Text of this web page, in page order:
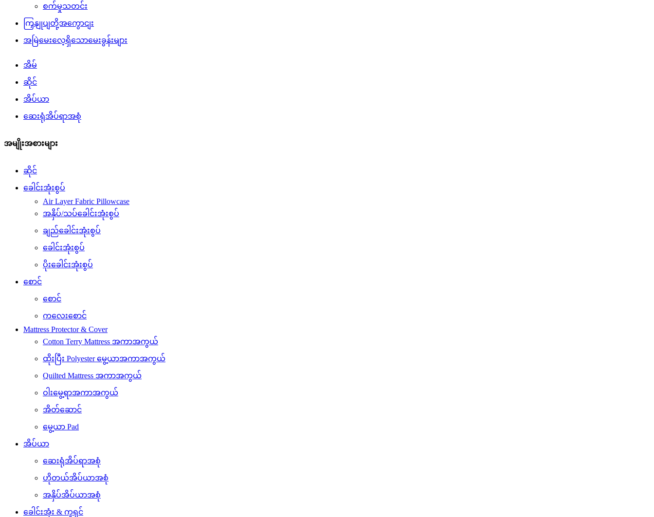
စက်မှုသတင်း
ကြှနျုပျတို့အကွောငျး
အမြဲမေးလေ့ရှိသောမေးခွန်းများ
အိမ်
ဆိုင်
အိပ်ယာ
ဆေးရုံအိပ်ရာအစုံ
အမျိုးအစားများ
ဆိုင်
ခေါင်းအုံးစွပ်
Air Layer Fabric Pillowcase
အနှိပ်/သပ်ခေါင်းအုံးစွပ်
ချည်ခေါင်းအုံးစွပ်
ခေါင်းအုံးစွပ်
ပိုးခေါင်းအုံးစွပ်
စောင်
စောင်
ကလေးစောင်
Mattress Protector & Cover
Cotton Terry Mattress အကာအကွယ်
ထိုးပြီး Polyester မွေ့ယာအကာအကွယ်
Quilted Mattress အကာအကွယ်
ဝါးမွေ့ရာအကာအကွယ်
အိတ်ဆောင်
မွေ့ယာ Pad
အိပ်ယာ
ဆေးရုံအိပ်ရာအစုံ
ဟိုတယ်အိပ်ယာအစုံ
အနှိပ်အိပ်ယာအစုံ
ခေါင်းအုံး & ကူရှင်